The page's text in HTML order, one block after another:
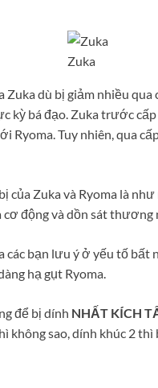
Zuka
Zuka dù bị giảm nhiều qua
kỳ bá đạo. Zuka trước
Ryoma. Tuy nhiên, qua
của Zuka và Ryoma là
cơ động và dồn sát thương
các bạn lưu ý ở yếu tố bất
hạ gụt Ryoma.
để bị dính NHẤT KÍCH
không sao, dính khúc 2 thì